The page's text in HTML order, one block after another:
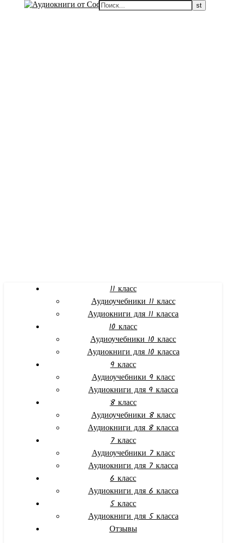
11 класс
Аудиоучебники 11 класс
Аудиокниги для 11 класса
10 класс
Аудиоучебники 10 класс
Аудиокниги для 10 класса
9 класс
Аудиоучебники 9 класс
Аудиокниги для 9 класса
8 класс
Аудиоучебники 8 класс
Аудиокниги для 8 класса
7 класс
Аудиоучебники 7 класс
Аудиокниги для 7 класса
6 класс
Аудиокниги для 6 класса
5 класс
Аудиокниги для 5 класса
Отзывы